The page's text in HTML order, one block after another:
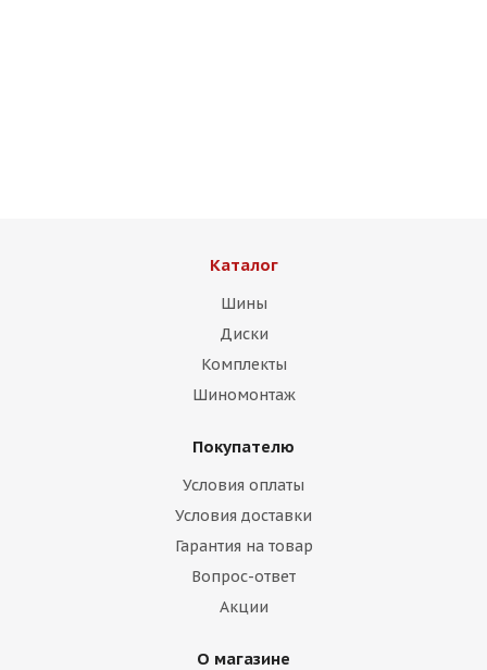
RGW 026FF 9,5j-19 5*112 ET38 d66,5 HB задние
Каталог
Шины
Диски
Комплекты
Шиномонтаж
Покупателю
Условия оплаты
Условия доставки
Гарантия на товар
Вопрос-ответ
Акции
О магазине